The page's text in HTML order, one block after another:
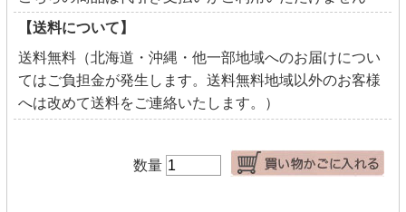
【送料について】
送料無料（北海道・沖縄・他一部地域へのお届けについ
てはご負担金が発生します。送料無料地域以外のお客様
へは改めて送料をご連絡いたします。）
数量